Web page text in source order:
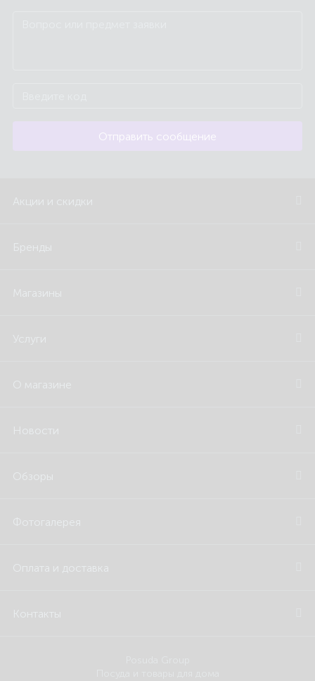
Отправить сообщение
Акции и скидки
Бренды
Магазины
Услуги
О магазине
Новости
Обзоры
Фотогалерея
Оплата и доставка
Контакты